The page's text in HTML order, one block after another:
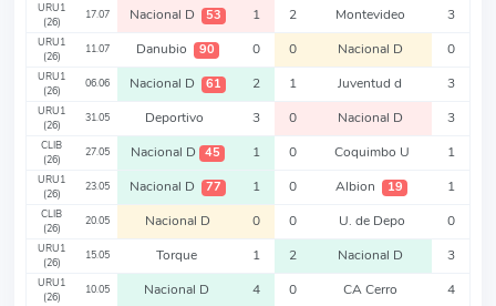
URU1
(26)
17.07 Nacional D 53 1 2 Montevideo 3
URU1
(26)
11.07 Danubio 90 0 0 Nacional D 0
URU1
(26)
06.06 Nacional D 61 2 1 Juventud d 3
URU1
(26)
31.05 Deportivo 3 0 Nacional D 3
CLIB
(26)
27.05 Nacional D 45 1 0 Coquimbo U 1
URU1
(26)
23.05 Nacional D 77 1 0 Albion 19 1
CLIB
(26)
20.05 Nacional D 0 0 U. de Depo 0
URU1
(26)
15.05 Torque 1 2 Nacional D 3
URU1
(26)
10.05 Nacional D 4 0 CA Cerro 4